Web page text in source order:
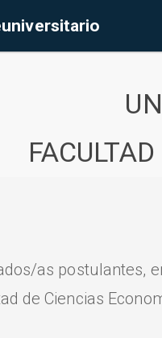
as postulantes,
de Ciencias